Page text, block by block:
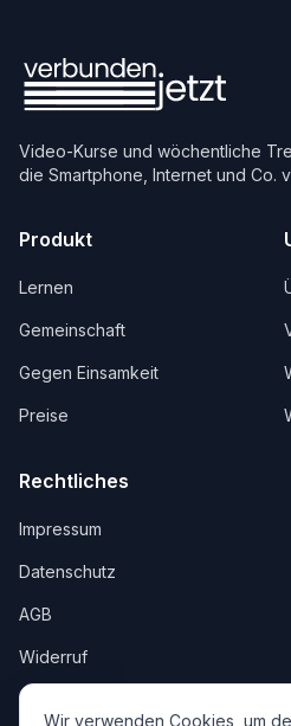
Video-Kurse und wöchentliche
die Smartphone, Internet und Co.
Produkt
Lernen
Gemeinschaft
Gegen Einsamkeit
Preise
Rechtliches
Impressum
Datenschutz
AGB
Widerruf
Wir verwenden Cookies, um